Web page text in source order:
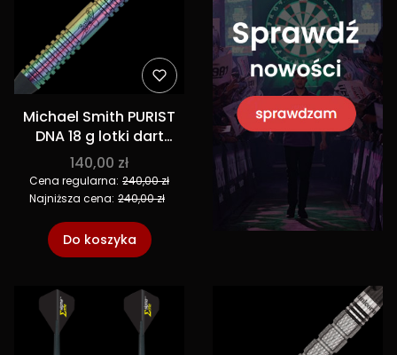
Michael Smith PURIST
DNA 18 g lotki dart
softip
140,00 zł
Cena regularna: 240,00 zł
Najniższa cena: 240,00 zł
Do koszyka